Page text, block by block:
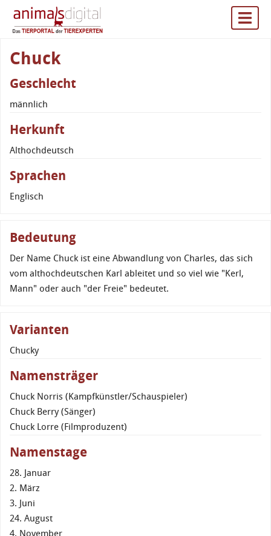
Chuck
Geschlecht
männlich
Herkunft
Althochdeutsch
Sprachen
Englisch
Bedeutung
Der Name Chuck ist eine Abwandlung von Charles, das sich
vom althochdeutschen Karl ableitet und so viel wie "Kerl,
Mann" oder auch "der Freie" bedeutet.
Varianten
Chucky
Namensträger
Chuck Norris (Kampfkünstler/Schauspieler)
Chuck Berry (Sänger)
Chuck Lorre (Filmproduzent)
Namenstage
28. Januar
2. März
3. Juni
24. August
4. November